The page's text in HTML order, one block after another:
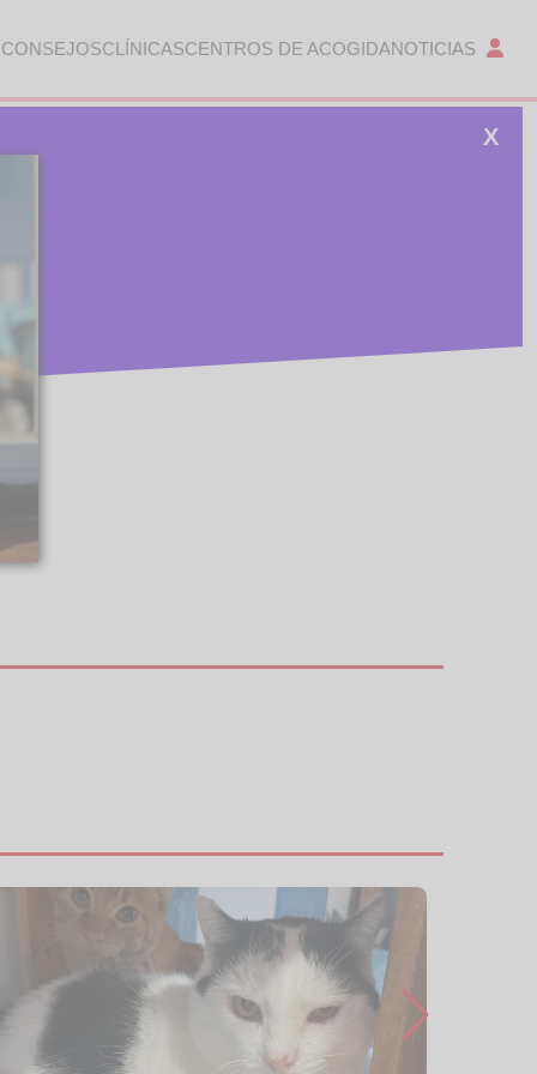
CLÍNICASCENTROS DE ACOGIDANOTICIAS
X